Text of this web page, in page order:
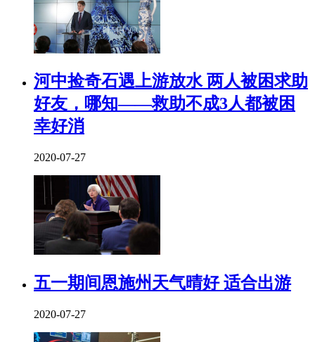
河中捡奇石遇上游放水 两人被困求助
好友，哪知——救助不成3人都被困
幸好消
2020-07-27
五一期间恩施州天气晴好 适合出游
2020-07-27